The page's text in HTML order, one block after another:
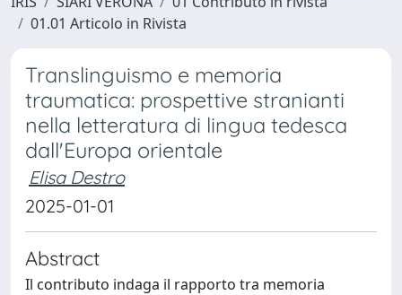
01.01 Articolo in Rivista
Translinguismo e memoria
traumatica: prospettive stranianti
nella letteratura di lingua tedesca
dall'Europa orientale
Elisa Destro
2025-01-01
Abstract
Il contributo indaga il rapporto tra memoria